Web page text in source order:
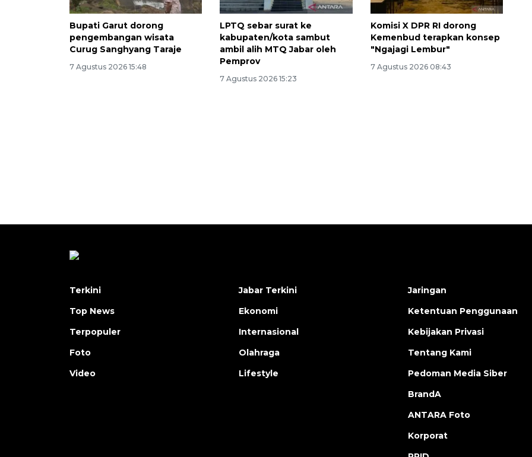
Bupati Garut dorong
pengembangan wisata
Curug Sanghyang Taraje
7 Agustus 2026 15:48
LPTQ sebar surat ke
kabupaten/kota sambut
ambil alih MTQ Jabar oleh
Pemprov
7 Agustus 2026 15:23
Komisi X DPR RI dorong
Kemenbud terapkan konsep
"Ngajagi Lembur"
7 Agustus 2026 08:43
Terkini
Top News
Terpopuler
Foto
Video
Jabar Terkini
Ekonomi
Internasional
Olahraga
Lifestyle
Jaringan
Ketentuan Penggunaan
Kebijakan Privasi
Tentang Kami
Pedoman Media Siber
BrandA
ANTARA Foto
Korporat